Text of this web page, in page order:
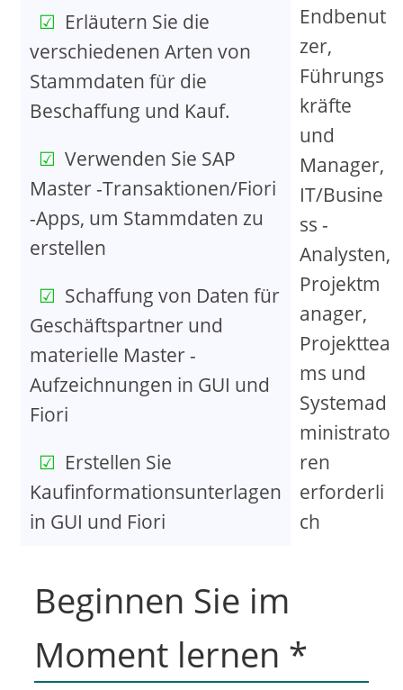
Erläutern Sie die
verschiedenen Arten von
Stammdaten für die
Beschaffung und Kauf.
Verwenden Sie SAP
Master -Transaktionen/Fiori
-Apps, um Stammdaten zu
erstellen
Schaffung von Daten für
Geschäftspartner und
materielle Master -
Aufzeichnungen in GUI und
Fiori
Erstellen Sie
Kaufinformationsunterlagen
in GUI und Fiori
Endbenut
zer,
Führungs
kräfte
und
Manager,
IT/Busine
ss -
Analysten,
Projektm
anager,
Projekttea
ms und
Systemad
ministrato
ren
erforderli
ch
Beginnen Sie im
Moment lernen *